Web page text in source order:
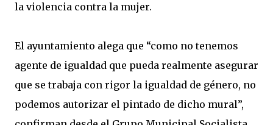
la violencia contra la mujer.
El ayuntamiento alega que “como no tenemos
agente de igualdad que pueda realmente asegurar
que se trabaja con rigor la igualdad de género, no
podemos autorizar el pintado de dicho mural”,